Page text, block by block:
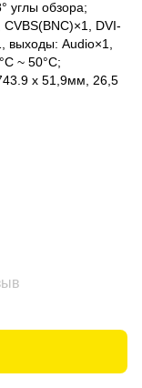
углы обзора;
DVI-
выходы: Audio×1,
~ 50°C;
х 51,9мм, 26,5